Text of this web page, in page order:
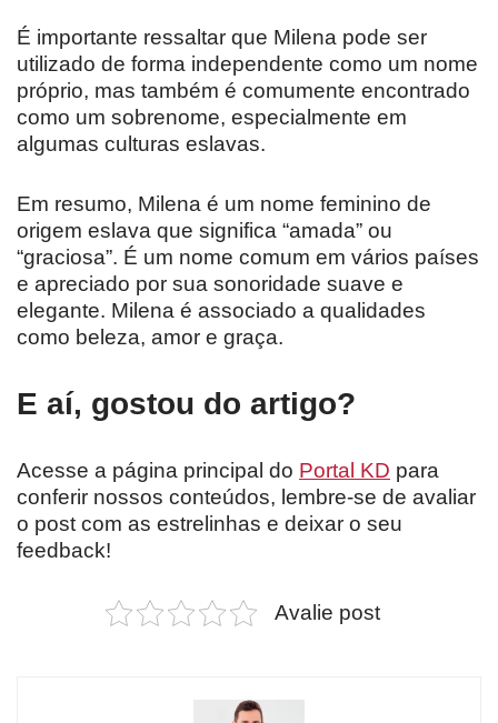
É importante ressaltar que Milena pode ser
utilizado de forma independente como um nome
próprio, mas também é comumente encontrado
como um sobrenome, especialmente em
algumas culturas eslavas.
Em resumo, Milena é um nome feminino de
origem eslava que significa “amada” ou
“graciosa”. É um nome comum em vários países
e apreciado por sua sonoridade suave e
elegante. Milena é associado a qualidades
como beleza, amor e graça.
E aí, gostou do artigo?
Acesse a página principal do Portal KD para
conferir nossos conteúdos, lembre-se de avaliar
o post com as estrelinhas e deixar o seu
feedback!
Avalie post